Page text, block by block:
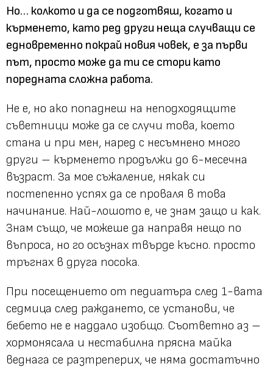
Но… колкото и да се подготвяш, когато и
кърменето, като ред други неща случващи се
едновременно покрай новия човек, е за първи
път, просто може да ти се стори като
поредната сложна работа.
Не е, но ако попаднеш на неподходящите
съветници може да се случи това, което
стана и при мен, наред с несъмнено много
други – кърменето продължи до 6-месечна
възраст. За мое съжаление, някак си
постепенно успях да се проваля в това
начинание. Най-лошото е, че знам защо и как.
Знам също, че можеше да направя нещо по
въпроса, но го осъзнах твърде късно. просто
тръгнах в друга посока.
При посещението от педиатъра след 1-вата
седмица след раждането, се установи, че
бебето не е наддало изобщо. Съответно аз –
хормонясала и нестабилна прясна майка
веднага се разтреперих, че няма достатъчно